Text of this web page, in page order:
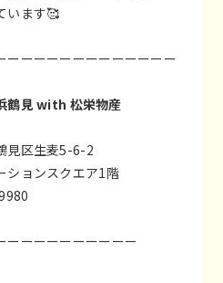
います🥰
ーーーーーーーーーーー
鶴見 with 松栄物産
区生麦5-6-2
ンスクエア1階
717-9980
ーーーーーーーーーー